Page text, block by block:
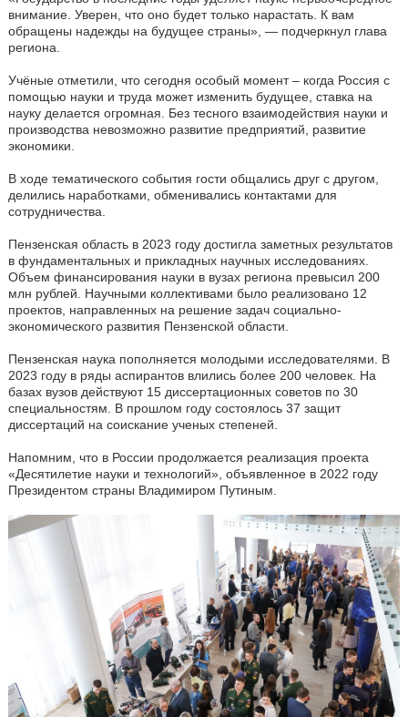
внимание. Уверен, что оно будет только нарастать. К вам
обращены надежды на будущее страны», — подчеркнул глава
региона.
Учёные отметили, что сегодня особый момент – когда Россия с
помощью науки и труда может изменить будущее, ставка на
науку делается огромная. Без тесного взаимодействия науки и
производства невозможно развитие предприятий, развитие
экономики.
В ходе тематического события гости общались друг с другом,
делились наработками, обменивались контактами для
сотрудничества.
Пензенская область в 2023 году достигла заметных результатов
в фундаментальных и прикладных научных исследованиях.
Объем финансирования науки в вузах региона превысил 200
млн рублей. Научными коллективами было реализовано 12
проектов, направленных на решение задач социально-
экономического развития Пензенской области.
Пензенская наука пополняется молодыми исследователями. В
2023 году в ряды аспирантов влились более 200 человек. На
базах вузов действуют 15 диссертационных советов по 30
специальностям. В прошлом году состоялось 37 защит
диссертаций на соискание ученых степеней.
Напомним, что в России продолжается реализация проекта
«Десятилетие науки и технологий», объявленное в 2022 году
Президентом страны Владимиром Путиным.